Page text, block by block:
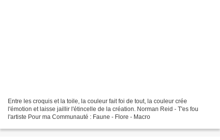
Entre les croquis et la toile, la couleur fait foi de tout, la couleur crée
l'émotion et laisse jaillir l'étincelle de la création. Norman Reid - T'es fou
l'artiste Pour ma Communauté : Faune - Flore - Macro